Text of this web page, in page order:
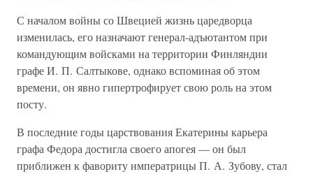
С началом войны со Швецией жизнь царедворца
изменилась, его назначают генерал-адъютантом при
командующим войсками на территории Финляндии
графе И. П. Салтыкове, однако вспоминая об этом
времени, он явно гипертрофирует свою роль на этом
посту.
В последние годы царствования Екатерины карьера
графа Федора достигла своего апогея — он был
приближен к фавориту императрицы П. А. Зубову, стал